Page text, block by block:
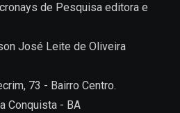
de Pesquisa editora e
José Leite de Oliveira
73 - Bairro Centro.
Conquista - BA